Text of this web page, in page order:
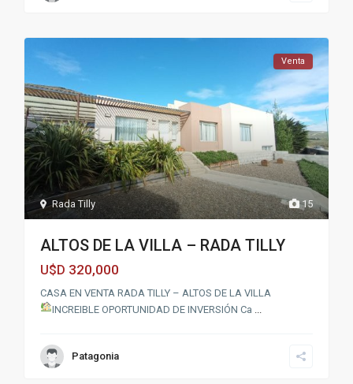
15
Rada Tilly
Venta
ALTOS DE LA VILLA – RADA TILLY
U$D 320,000
CASA EN VENTA RADA TILLY – ALTOS DE LA VILLA
INCREIBLE OPORTUNIDAD DE INVERSIÓN Ca ...
Patagonia